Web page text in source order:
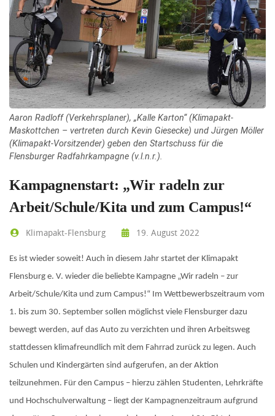
Aaron Radloff (Verkehrsplaner), „Kalle Karton“ (Klimapakt-
Maskottchen – vertreten durch Kevin Giesecke) und Jürgen Möller
(Klimapakt-Vorsitzender) geben den Startschuss für die
Flensburger Radfahrkampagne (v.l.n.r.).
Kampagnenstart: „Wir radeln zur
Arbeit/Schule/Kita und zum Campus!“
Klimapakt-Flensburg 19. August 2022
Es ist wieder soweit! Auch in diesem Jahr startet der Klimapakt
Flensburg e. V. wieder die beliebte Kampagne „Wir radeln – zur
Arbeit/Schule/Kita und zum Campus!“ Im Wettbewerbszeitraum vom
1. bis zum 30. September sollen möglichst viele Flensburger dazu
bewegt werden, auf das Auto zu verzichten und ihren Arbeitsweg
stattdessen klimafreundlich mit dem Fahrrad zurück zu legen. Auch
Schulen und Kindergärten sind aufgerufen, an der Aktion
teilzunehmen. Für den Campus – hierzu zählen Studenten, Lehrkräfte
und Hochschulverwaltung – liegt der Kampagnenzeitraum aufgrund